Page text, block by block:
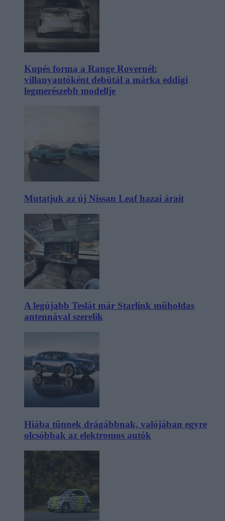
Kupés forma a Range Rovernél:
villanyautóként debütál a márka eddigi
legmerészebb modellje
Mutatjuk az új Nissan Leaf hazai árait
A legújabb Teslát már Starlink műholdas
antennával szerelik
Hiába tűnnek drágábbnak, valójában egyre
olcsóbbak az elektromos autók